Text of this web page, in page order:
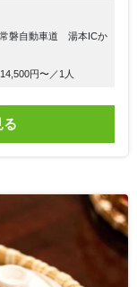
磐自動車道 湯本ICか
円〜／1人
る